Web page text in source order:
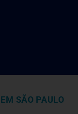
SÃO PAULO